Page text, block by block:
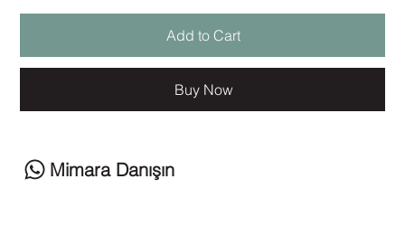
Add to Cart
Buy Now
Mimara Danışın